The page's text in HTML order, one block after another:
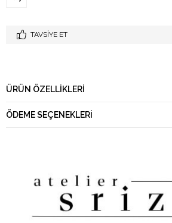
TAVSIYE ET
ÜRÜN ÖZELLIKLERI
ÖDEME SEÇENEKLERI